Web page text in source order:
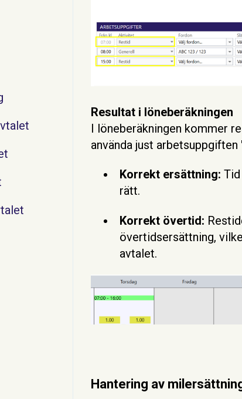
Resultat i löneberäkningen
I löneberäkningen kommer
använda just arbetsuppgiften
Korrekt ersättning:
rätt.
Korrekt övertid:
övertidsersättning,
avtalet.
Hantering av